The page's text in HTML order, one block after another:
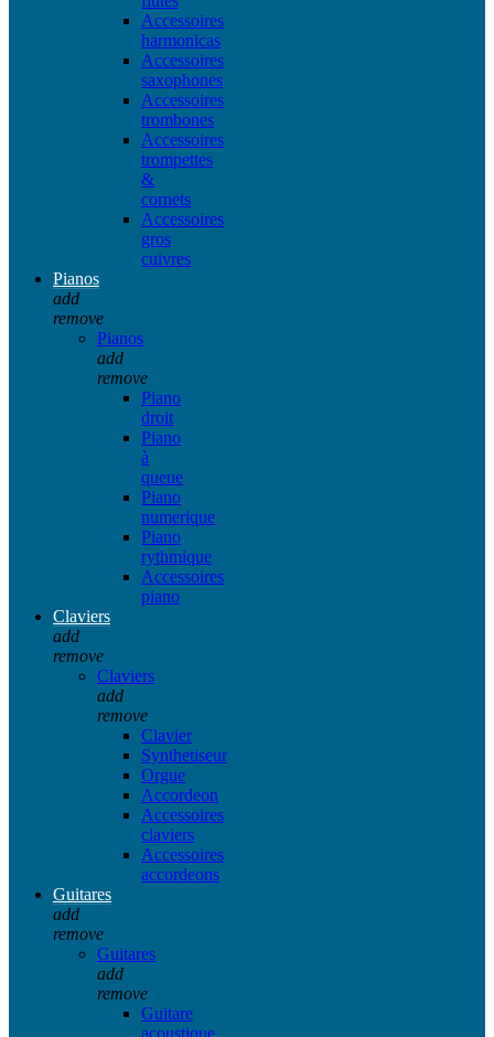
Accessoires
harmonicas
Accessoires
saxophones
Accessoires
trombones
Accessoires
trompettes
&
cornets
Accessoires
gros
cuivres
Pianos
add
remove
Pianos
add
remove
Piano
droit
Piano
à
queue
Piano
numerique
Piano
rythmique
Accessoires
piano
Claviers
add
remove
Claviers
add
remove
Clavier
Synthetiseur
Orgue
Accordeon
Accessoires
claviers
Accessoires
accordeons
Guitares
add
remove
Guitares
add
remove
Guitare
acoustique